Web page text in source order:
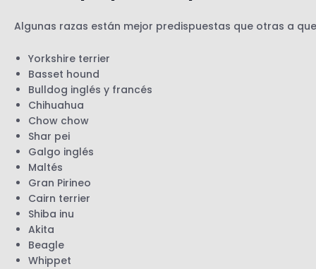
Algunas razas están mejor predispuestas que otras a
Yorkshire terrier
Basset hound
Bulldog inglés y francés
Chihuahua
Chow chow
Shar pei
Galgo inglés
Maltés
Gran Pirineo
Cairn terrier
Shiba inu
Akita
Beagle
Whippet